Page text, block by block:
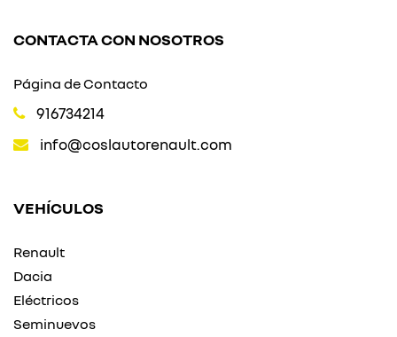
CONTACTA CON NOSOTROS
Página de Contacto
916734214
info@coslautorenault.com
VEHÍCULOS
Renault
Dacia
Eléctricos
Seminuevos